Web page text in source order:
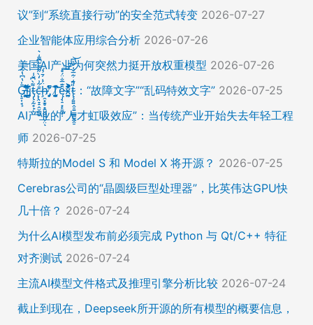
议”到“系统直接行动”的安全范式转变 2026-07-27
企业智能体应用综合分析 2026-07-26
美国AI产业为何突然力挺开放权重模型 2026-07-26
Ḡ̵̨̠͎̘͕̍̔͆̔͋͑͠ļ̸͍͈͉̞̊̑̃̉̔̍̾̈̚į̵̡̙̯͇̲̱̯̱̒͂͋̄t̴̡̢͕̰̟̙͌̀͆̐͑c̶̨̢̤̞̠̭̮̳̼̠̄͋͗̒̀̋͂͌̃͆͌͑͛ḩ̶̯͙̱̥̟̱̘͖̱̤͕̤̈́͑́̄̉́ͅ ̸̡̡̛̜̣̝̓̀͛̇̂̚T̸̗̞̰̪̤̭͙̹͆̽̌̀̾͝͝ę̴̡̣̠͙̙̱̼̬̣̑͊̅̐̈́̊͠͝͠x̴̪̫͎̓͗͐̃̄̐̀͋͛͐t̴̢̧͍͍̭̠͍̳͚̫̼̭̠̎̋͑͋̅̌͑̌̏͆͘̚͝：“故障文字”“乱码特效文字” 2026-07-25
AI产业的“人才虹吸效应”：当传统产业开始失去年轻工程
师 2026-07-25
特斯拉的Model S 和 Model X 将开源？ 2026-07-25
Cerebras公司的“晶圆级巨型处理器”，比英伟达GPU快
几十倍？ 2026-07-24
为什么AI模型发布前必须完成 Python 与 Qt/C++ 特征
对齐测试 2026-07-24
主流AI模型文件格式及推理引擎分析比较 2026-07-24
截止到现在，Deepseek所开源的所有模型的概要信息，